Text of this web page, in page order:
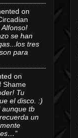
on
Alfonso!
se han
tres
para
on
Shame
Tu
el disco. :)
aunque tb
un